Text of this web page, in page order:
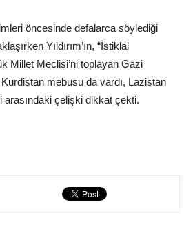
öncesinde defalarca söylediği
Yıldırım’ın, “İstiklal
Millet Meclisi’ni toplayan Gazi
mebusu da vardı, Lazistan
arasındaki çelişki dikkat çekti.